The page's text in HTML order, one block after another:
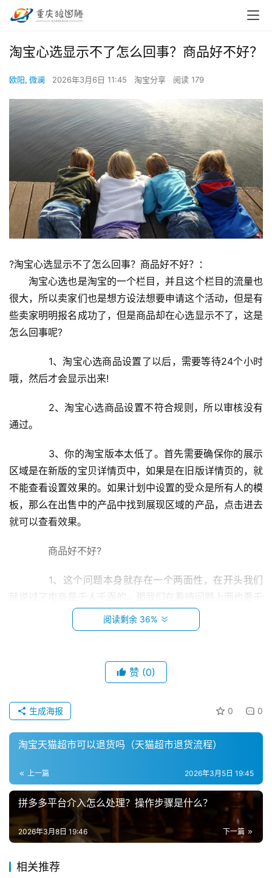
首
页
小
创
业
兼
职
目
淘宝心选显示不了怎么回事？商品好不好？
欧阳, 微澜 2026年3月6日 11:45 淘宝分享 阅读 179
?淘宝心选显示不了怎么回事？商品好不好？：
淘宝心选也是淘宝的一个栏目，并且这个栏目的流量也
很大，所以卖家们也是想方设法想要申请这个活动，但是有
些卖家明明报名成功了，但是商品却在心选显示不了，这是
怎么回事呢?
1、淘宝心选商品设置了以后，需要等待24个小时
哦，然后才会显示出来!
2、淘宝心选商品设置不符合规则，所以审核没有
通过。
3、你的淘宝版本太低了。首先需要确保你的展示
区域是在新版的宝贝详情页中，如果是在旧版详情页的，就
不能查看设置效果的。如果计划中设置的受众是所有人的模
板，那么在出售中的产品中找到展现区域的产品，点击进去
就可以查看效果。
商品好不好?
1、这个问题本身就存在一个两面性，在开头我们
就说过了电商是千人千面的。那我们在看待问题上面也要千
人千面的去看待，因为产品不同买的人群不同所以用户体验
买东西的时候有好评也会有差评，所以我们不能以
偏概全的去说。但是淘宝优选的产品，比起淘宝上面的大众
找那种不合格的供应商。而且统一化的都是淘宝的客服形象
线上结合一起来做这样能够更好的突出品牌。就和网易的严
选、必要商城一样，为什么之前不做呢?个人感觉淘宝在这
一点上面的顾虑还是比较多，因为打的是自己的品牌，把供
应商虚化了。买东西买到最后还是需要自己去体会，说再多
看再多也不如自己去使用一下会比较好。
如果各位确实成功报名了淘宝心选的活动，发现商
阅读剩余 36%
赞 (0)
0 0
生成海报
淘宝天猫超市可以退货吗（天猫超市退货流程）
上一篇 2026年3月5日 19:45
拼多多平台介入怎么处理？操作步骤是什么？
下一篇
2026年3月8日 19:46
相关推荐